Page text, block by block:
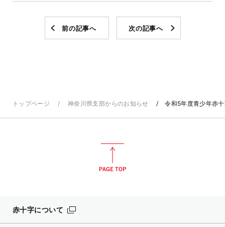
前の記事へ 次の記事へ
トップページ 神奈川県支部からのお知らせ 令和5年度青少年赤
赤十字について